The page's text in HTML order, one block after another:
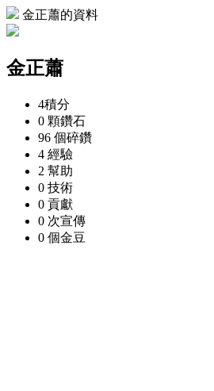
金正蕭的資料
金正蕭
4積分
0 顆鑽石
96 個碎鑽
4 經驗
2 幫助
0 技術
0 貢獻
0 次宣傳
0 個金豆